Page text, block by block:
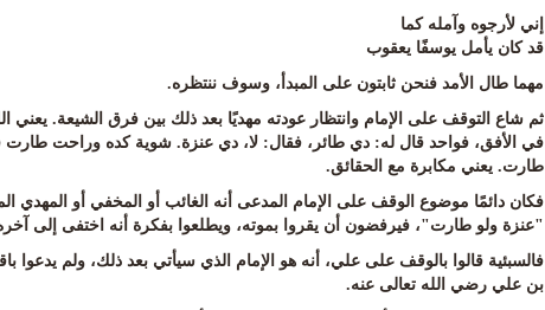
إني لأرجوه وآمله كما
قد كان يأمل يوسفًا يعقوب
مهما طال الأمد فنحن ثابتون على المبدأ، وسوف ننتظره.
ثم شاع التوقف على الإمام وانتظار عودته مهديًا بعد ذلك بين فرق الشيعة.
في الأفق، فواحد قال له: دي طائر، فقال: لا، دي عنزة. شوية كده وراحت
طارت. يعني مكابرة مع الحقائق.
فكان دائمًا موضوع الوقف على الإمام المدعى أنه الغائب أو المخفي أو المهدي
"عنزة ولو طارت"، فيرفضون أن يقروا بموته، ويطلعوا بفكرة أنه اختفى إلى
فالسبئية قالوا بالوقف على علي، أنه هو الإمام الذي سيأتي بعد ذلك، ولم يدعوا
بن علي رضي الله تعالى عنه.